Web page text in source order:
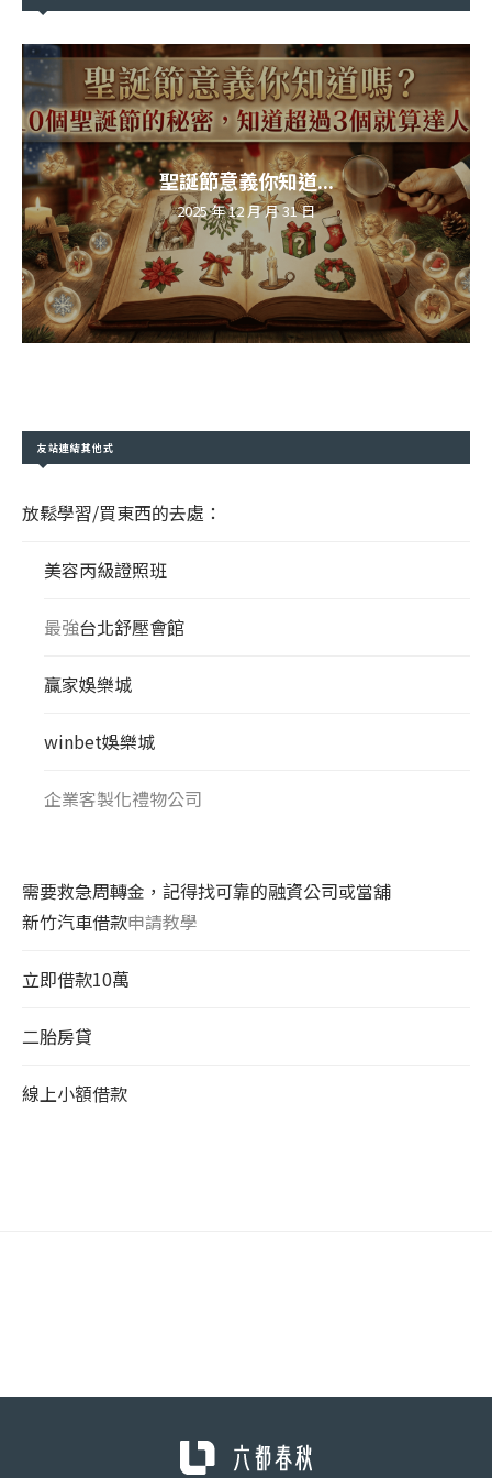
聖誕節意義你知道...
2025 年 12 月 月 31 日
友站連結其他式
放鬆學習/買東西的去處：
美容丙級證照班
最強台北舒壓會館
贏家娛樂城
winbet娛樂城
企業客製化禮物公司
需要救急周轉金，記得找可靠的融資公司或當舖
新竹汽車借款申請教學
立即借款10萬
二胎房貸
線上小額借款